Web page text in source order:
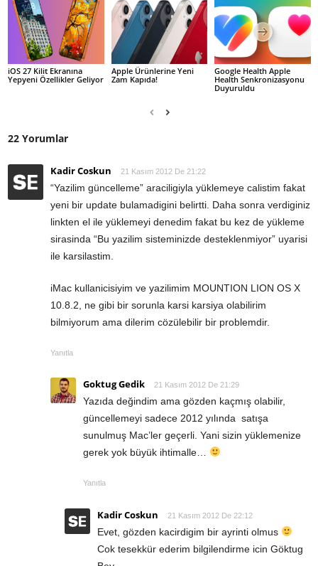
iOS 27 Kilit Ekranına
Yepyeni Özellikler Geliyor
Apple Ürünlerine Yeni
Zam Kapıda!
Google Health Apple
Health Senkronizasyonu
Duyuruldu
22 Yorumlar
Kadir Coskun 21 Kasım 2012 De 21:22
“Yazilim güncelleme” araciligiyla yüklemeye calistim fakat
yeni bir update bulamadigini belirtti. Daha sonra verdiginiz
linkten el ile yüklemeyi denedim fakat bu kez de yükleme
sirasinda “Bu yazilim sisteminizde desteklenmiyor” uyarisi
ile karsilastim.
iMac kullanicisiyim ve yazilimim MOUNTION LION OS X
10.8.2, ne gibi bir sorunla karsi karsiya olabilirim
bilmiyorum ama dilerim cözülebilir bir problemdir.
Yanıtla
Goktug Gedik 21 Kasım 2012 De 21:29
Yazıda değindim ama gözden kaçmış olabilir,
güncellemeyi sadece 2012 yılında satışa
sunulmuş Mac’ler geçerli. Yani sizin yüklemenize
gerek yok büyük ihtimalle…
Yanıtla
Kadir Coskun 21 Kasım 2012 De 22:12
Evet, gözden kacirdigim bir ayrinti olmus
Cok tesekkür ederim bilgilendirme icin Göktug